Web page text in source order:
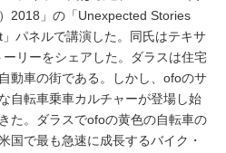
2018」の「Unexpected Stories
パネルで講演した。同氏はテキサ
リーをシェアした。ダラスは住宅
動車の街である。しかし、ofoのサ
自転車乗車カルチャーが登場し始
た。ダラスでofoの黄色の自転車の
国で最も急速に成長するバイク・